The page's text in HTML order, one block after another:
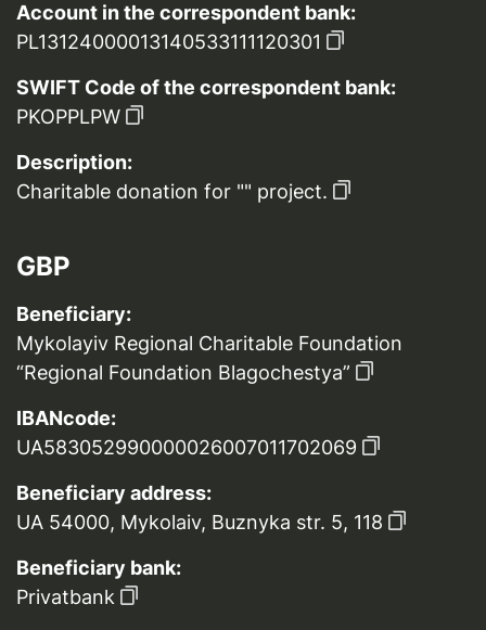
Account in the correspondent bank:
PL13124000013140533111120301
SWIFT Code of the correspondent bank:
PKOPPLPW
Description:
Charitable donation for "" project.
GBP
Beneficiary:
Mykolayiv Regional Charitable Foundation
“Regional Foundation Blagochestya”
IBANcode:
UA583052990000026007011702069
Beneficiary address:
UA 54000, Mykolaiv, Buznyka str. 5, 118
Beneficiary bank:
Privatbank